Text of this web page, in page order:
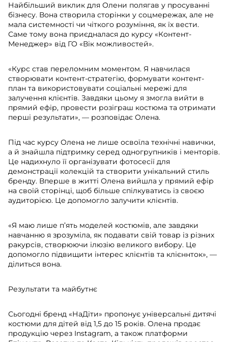
Найбільший виклик для Олени полягав у просуванні
бізнесу. Вона створила сторінки у соцмережах, але не
мала системності чи чіткого розуміння, як їх вести.
Саме тому вона приєдналася до курсу «Контент-
Менеджер» від ГО «Вік можливостей».
«Курс став переломним моментом. Я навчилася
створювати контент-стратегію, формувати контент-
план та використовувати соціальні мережі для
залучення клієнтів. Завдяки цьому я змогла вийти в
прямий ефір, провести розіграш костюма та отримати
перші результати», — розповідає Олена.
Під час курсу Олена не лише освоїла технічні навички,
а й знайшла підтримку серед одногрупників і менторів.
Це надихнуло її організувати фотосесії для
демонстрації колекцій та створити унікальний стиль
бренду. Вперше в житті Олена вийшла у прямий ефір
на своїй сторінці, щоб більше спілкуватись із своєю
аудиторією. Це допомогло залучити клієнтів.
«Я маю лише п’ять моделей костюмів, але завдяки
навчанню я зрозуміла, як подавати свій товар із різних
ракурсів, створюючи ілюзію великого вибору. Це
допомогло підвищити інтерес клієнтів та клієннток», —
ділиться вона.
Результати та майбутнє
Сьогодні бренд «НаДіти» пропонує універсальні дитячі
костюми для дітей від 1,5 до 15 років. Олена продає
продукцію через Instagram, а також платформи